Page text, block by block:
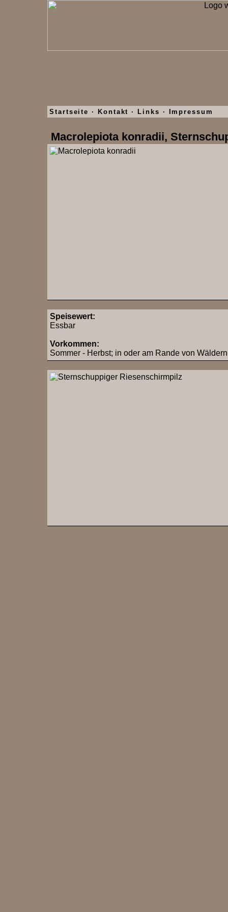
Startseite · Kontakt · Links · Impressum
Macrolepiota konradii,
Speisewert:
Essbar
Vorkommen:
Sommer - Herbst; in oder am Rande von